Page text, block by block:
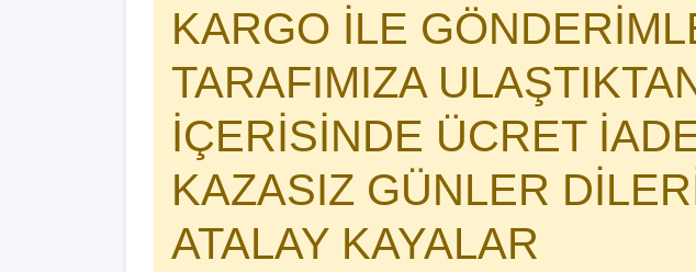
KARGO İLE
TARAFIMIZA
İÇERİSİNDE ÜCRET
KAZASIZ GÜNLER
ATALAY KAYALAR